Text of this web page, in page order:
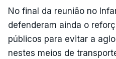
No final da reunião no
defenderam ainda o
públicos para evitar a
nestes meios de